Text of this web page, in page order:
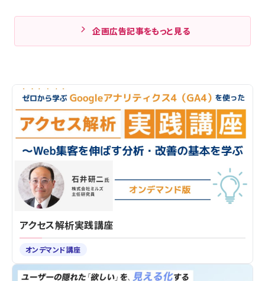
企画広告記事をもっと見る
アクセス解析実践講座
オンデマンド講座